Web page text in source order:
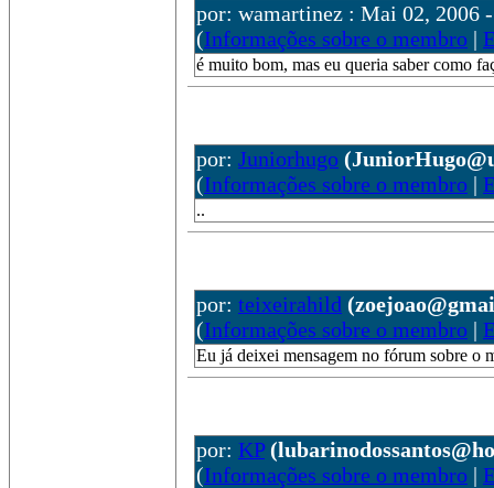
por: wamartinez : Mai 02, 2006
(Informações sobre o membro |
é muito bom, mas eu queria saber como
por: Juniorhugo
(Informações sobre o membro |
..
por: teixeirahild
(Informações sobre o membro |
Eu já deixei mensagem no fórum sobre o
por: KP
(Informações sobre o membro |